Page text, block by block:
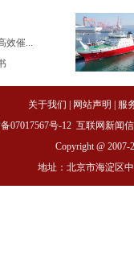
效催...
关于我们 网站声明
服
07017567号-12 互联网新闻
Copyright @ 2007-
地址：北京市海淀区